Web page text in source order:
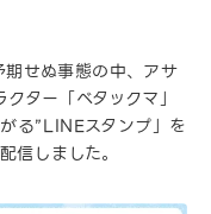
せぬ事態の中、アサ
ター「ベタックマ」
る”LINEスタンプ」を
しました。